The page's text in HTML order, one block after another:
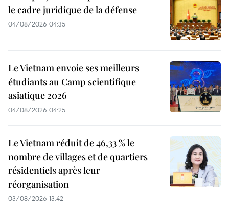
le cadre juridique de la défense
04/08/2026 04:35
Le Vietnam envoie ses meilleurs
étudiants au Camp scientifique
asiatique 2026
04/08/2026 04:25
Le Vietnam réduit de 46,33 % le
nombre de villages et de quartiers
résidentiels après leur
réorganisation
03/08/2026 13:42